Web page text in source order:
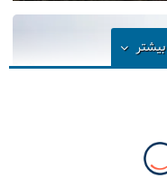
بیشتر